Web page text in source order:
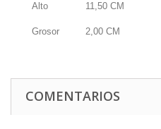
Alto 11,50 CM
Grosor 2,00 CM
COMENTARIOS